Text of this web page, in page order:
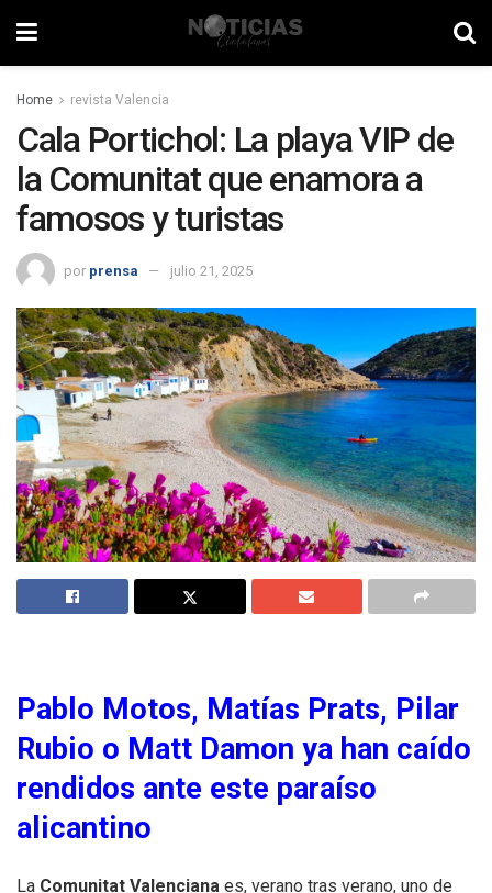
Home revista Valencia
Cala Portichol: La playa VIP de
la Comunitat que enamora a
famosos y turistas
por prensa julio 21, 2025
Pablo Motos, Matías Prats, Pilar
Rubio o Matt Damon ya han caído
rendidos ante este paraíso
alicantino
La Comunitat Valenciana es, verano tras verano, uno de